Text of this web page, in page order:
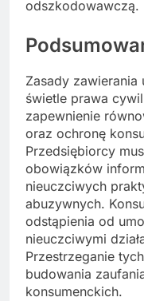
odszkodowawczą.
Zasady
świetle prawa
zapewnienie
oraz ochronę
Przedsiębiorcy
obowiązków
nieuczciwych
abuzywnych.
odstąpienia od
nieuczciwymi
Przestrzeganie
budowania
konsumenckich.